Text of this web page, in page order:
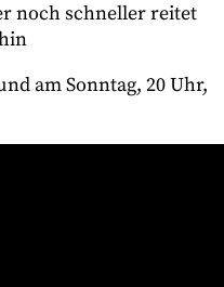
noch schneller reitet
am Sonntag, 20 Uhr,